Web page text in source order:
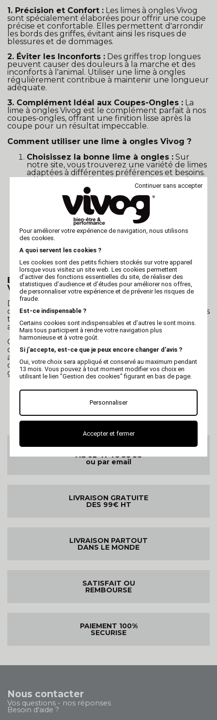
1. Précision et Confort : Les limes à ongles Vivog
sont spécialement élaborées pour offrir une coupe
précise et confortable. Elles permettent d'arrondir
les bords des griffes, évitant ainsi les risques de
blessures et de dommages.
2. Éviter les Inconforts : Des griffes trop longues
peuvent causer des douleurs à la marche et des
inconforts à l'animal. Utiliser une lime à ongles
régulièrement contribue à maintenir une longueur
adéquate.
3. Complément Idéal aux Coupes-Ongles : La
lime à ongles Vivog est le complément parfait à nos
coupes-ongles, offrant une finition lisse après la
coupe pour un résultat impeccable.
Comment utiliser une lime à ongles Vivog ?
Choisissez la bonne lime à ongles : Sur
notre site, vous trouverez une variété de limes
adaptées à différentes préférences et besoins.
Sélectionnez celle qui convient le mieux à
l'animal et à votre méthode de soin.
Limez en douceur : Limez délicatement les
griffes de l'animal pour obtenir la forme
souhaitée. Évitez de limer trop profondément
pour ne pas atteindre la pulpe de l'ongle.
Faites des mouvements réguliers :
des mouvements réguliers pour obtenir une
finition uniforme. Si l'animal montre des signes
de stress, faites des pauses pour le rassurer.
Explorez Notre Collection de Limes à Ongles
Vivog
Découvrez notre gamme complète de limes à
ongles de qualité Vivog, disponibles dans différentes
tailles et styles. Offrez à l'animal des soins de qualité
avec nos accessoires de toilettage professionnels.
Chez Vivog, nous nous engageons à fournir des
outils de toilettage fiables pour le bien-être de vos
animaux de compagnie. Explorez notre collection
dès maintenant et offrez aux animaux des soins des
griffes exceptionnels.
SERVICE CLIENTS
Au 02 47 73 38 38
ou par email
LIVRAISON GRATUITE
DES 99€ HT
LIVRAISON PARTOUT
DANS LE MONDE
SATISFAIT OU
REMBOURSE
PAIEMENT 100%
SECURISE
Nous contacter
Vos questions - nos réponses
Besoin d'aide ?
Continuer sans accepter
Pour améliorer votre expérience de navigation, nous utilisons
des cookies.
A quoi servent les cookies ?
Les cookies sont des petits fichiers stockés sur votre appareil
lorsque vous visitez un site web. Les cookies permettent
d’activer des fonctions essentielles du site, de réaliser des
statistiques d’audience et d’études pour améliorer nos offres,
de personnaliser votre expérience et de prévenir les risques de
fraude.
Est-ce indispensable ?
Certains cookies sont indispensables et d’autres le sont moins.
Mais tous participent à rendre votre navigation plus
harmonieuse et à votre goût.
Si j’accepte, est-ce que je peux encore changer d’avis ?
Oui, votre choix sera appliqué et conservé au maximum pendant
13 mois. Vous pouvez à tout moment modifier vos choix en
utilisant le lien "Gestion des cookies" figurant en bas de page.
Personnaliser
Accepter et fermer